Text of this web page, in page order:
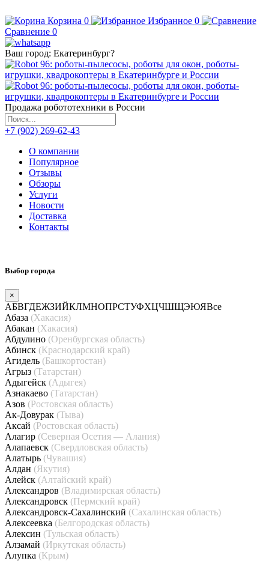
Корзина 0 Избранное 0
Сравнение 0
Ваш город: Екатеринбург?
Продажа робототехники в России
+7 (902) 269-62-43
О компании
Популярное
Отзывы
Обзоры
Услуги
Новости
Доставка
Контакты
Выбор города
×
АБВГДЕЖЗИЙКЛМНОПРСТУФХЦЧШЩЭЮЯВсе
Абаза (Хакасия)
Абакан (Хакасия)
Абдулино (Оренбургская область)
Абинск (Краснодарский край)
Агидель (Башкортостан)
Агрыз (Татарстан)
Адыгейск (Адыгея)
Азнакаево (Татарстан)
Азов (Ростовская область)
Ак-Довурак (Тыва)
Аксай (Ростовская область)
Алагир (Северная Осетия — Алания)
Алапаевск (Свердловская область)
Алатырь (Чувашия)
Алдан (Якутия)
Алейск (Алтайский край)
Александров (Владимирская область)
Александровск (Пермский край)
Александровск-Сахалинский (Сахалинская область)
Алексеевка (Белгородская область)
Алексин (Тульская область)
Алзамай (Иркутская область)
Алупка (Крым)